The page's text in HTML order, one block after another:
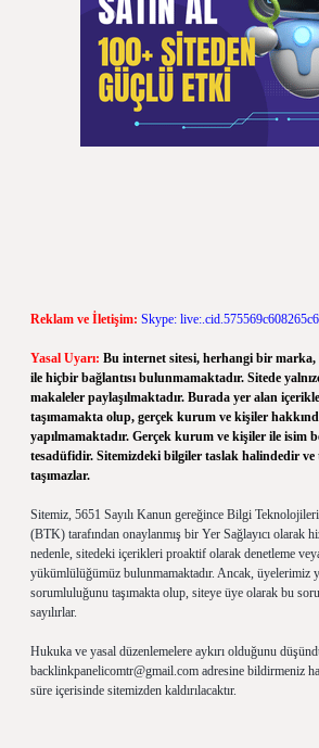
Reklam ve İletişim: Skype:
Yasal Uyarı: Bu internet sitesi, herhangi bir marka,
ile hiçbir bağlantısı bulunmamaktadır. Sitede
makaleler paylaşılmaktadır. Burada yer alan
taşımamakta olup, gerçek kurum ve kişiler
yapılmamaktadır. Gerçek kurum ve kişiler ile isim
tesadüfidir. Sitemizdeki bilgiler taslak halindedir ve
taşımazlar.
Sitemiz, 5651 Sayılı Kanun gereğince Bilgi
(BTK) tarafından onaylanmış bir Yer Sağlayıcı olarak
nedenle, sitedeki içerikleri proaktif olarak denetleme
yükümlülüğümüz bulunmamaktadır. Ancak, üyelerimiz
sorumluluğunu taşımakta olup, siteye üye olarak bu
sayılırlar.
Hukuka ve yasal düzenlemelere aykırı olduğunu
backlinkpanelicomtr@gmail.com adresine bildirmeniz
süre içerisinde sitemizden kaldırılacaktır.